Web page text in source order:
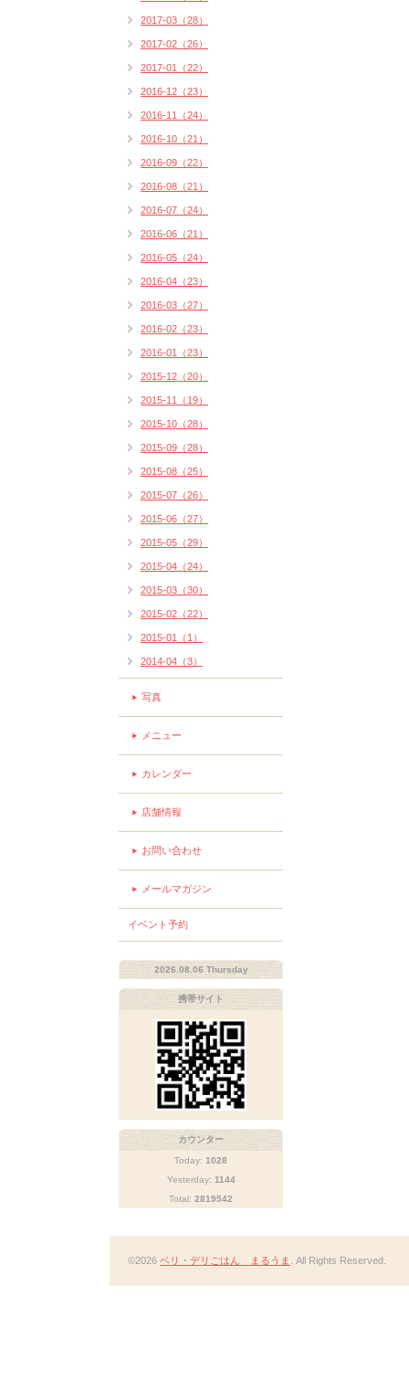
2017-03（28）
2017-02（26）
2017-01（22）
2016-12（23）
2016-11（24）
2016-10（21）
2016-09（22）
2016-08（21）
2016-07（24）
2016-06（21）
2016-05（24）
2016-04（23）
2016-03（27）
2016-02（23）
2016-01（23）
2015-12（20）
2015-11（19）
2015-10（28）
2015-09（28）
2015-08（25）
2015-07（26）
2015-06（27）
2015-05（29）
2015-04（24）
2015-03（30）
2015-02（22）
2015-01（1）
2014-04（3）
写真
メニュー
カレンダー
店舗情報
お問い合わせ
メールマガジン
イベント予約
2026.08.06 Thursday
携帯サイト
カウンター
Today: 1028
Yesterday: 1144
Total: 2819542
©2026 ベリ・デリごはん まるうま . All Rights Reserved.